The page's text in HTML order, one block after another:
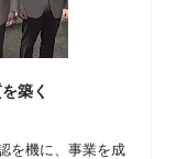
築く
を機に、事業を成